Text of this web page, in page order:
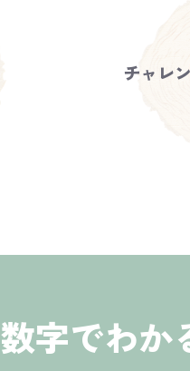
チャレ
数字でわか